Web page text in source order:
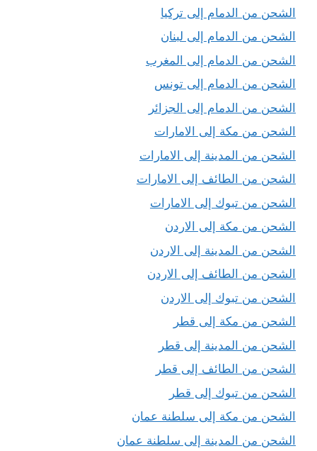
الشحن من الدمام إلى تركيا
الشحن من الدمام إلى لبنان
الشحن من الدمام إلى المغرب
الشحن من الدمام إلى تونس
الشحن من الدمام إلى الجزائر
الشحن من مكة إلى الامارات
الشحن من المدينة إلى الامارات
الشحن من الطائف إلى الامارات
الشحن من تبوك إلى الامارات
الشحن من مكة إلى الاردن
الشحن من المدينة إلى الاردن
الشحن من الطائف إلى الاردن
الشحن من تبوك إلى الاردن
الشحن من مكة إلى قطر
الشحن من المدينة إلى قطر
الشحن من الطائف إلى قطر
الشحن من تبوك إلى قطر
الشحن من مكة إلى سلطنة عمان
الشحن من المدينة إلى سلطنة عمان